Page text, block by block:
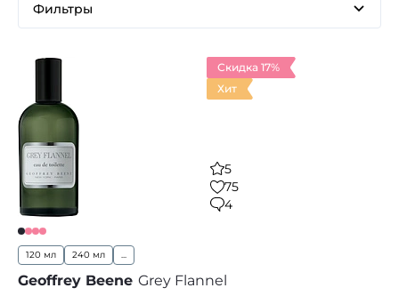
Фильтры
Скидка 17%
Хит
5
75
4
120 мл 240 мл ...
Geoffrey Beene Grey Flannel